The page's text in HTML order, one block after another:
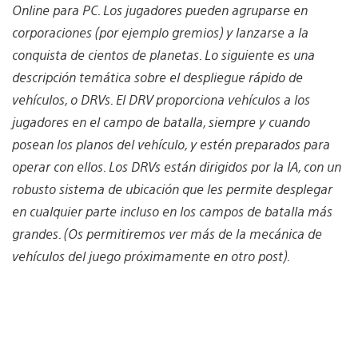
Online para PC. Los jugadores pueden agruparse en
corporaciones (por ejemplo gremios) y lanzarse a la
conquista de cientos de planetas. Lo siguiente es una
descripción temática sobre el despliegue rápido de
vehículos, o DRVs. El DRV proporciona vehículos a los
jugadores en el campo de batalla, siempre y cuando
posean los planos del vehículo, y estén preparados para
operar con ellos. Los DRVs están dirigidos por la IA, con un
robusto sistema de ubicación que les permite desplegar
en cualquier parte incluso en los campos de batalla más
grandes. (Os permitiremos ver más de la mecánica de
vehículos del juego próximamente en otro post).